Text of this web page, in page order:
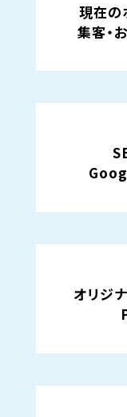
現在の
集客・
オリジ